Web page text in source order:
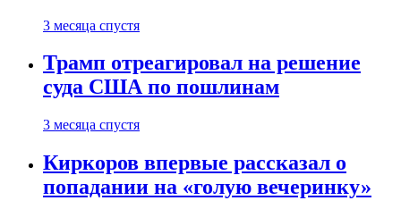
3 месяца спустя
Трамп отреагировал на решение
суда США по пошлинам
3 месяца спустя
Киркоров впервые рассказал о
попадании на «голую вечеринку»